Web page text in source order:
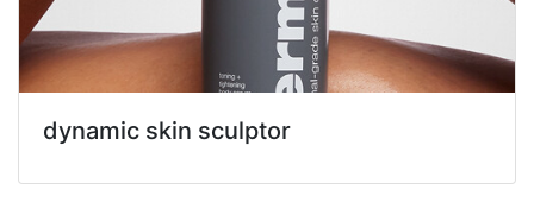
dynamic skin sculptor